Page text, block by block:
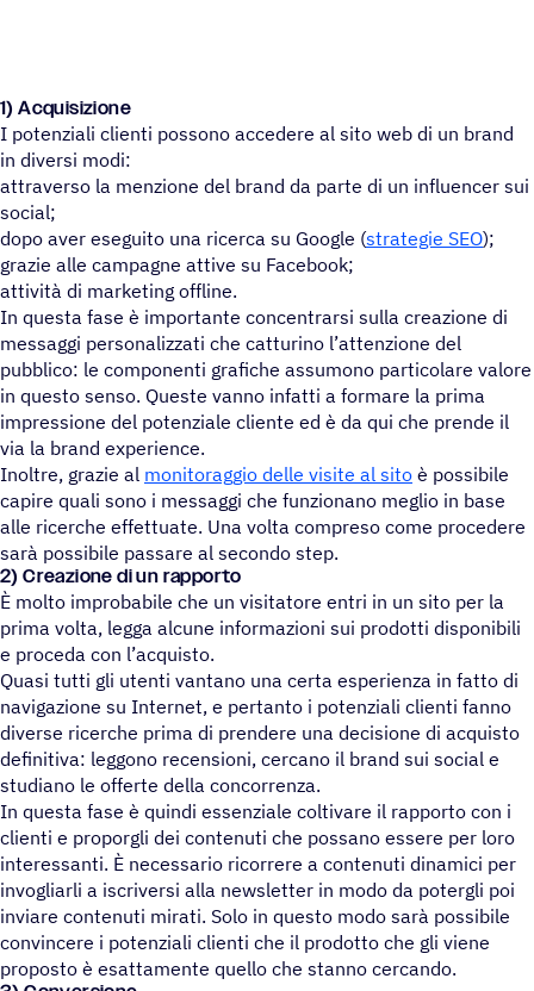
1) Acquisizione
I potenziali clienti possono accedere al sito web di un brand
in diversi modi:
attraverso la menzione del brand da parte di un influencer sui
social;
dopo aver eseguito una ricerca su Google (strategie SEO);
grazie alle campagne attive su Facebook;
attività di marketing offline.
In questa fase è importante concentrarsi sulla creazione di
messaggi personalizzati che catturino l’attenzione del
pubblico: le componenti grafiche assumono particolare valore
in questo senso. Queste vanno infatti a formare la prima
impressione del potenziale cliente ed è da qui che prende il
via la brand experience.
Inoltre, grazie al monitoraggio delle visite al sito è possibile
capire quali sono i messaggi che funzionano meglio in base
alle ricerche effettuate. Una volta compreso come procedere
sarà possibile passare al secondo step.
2) Creazione di un rapporto
È molto improbabile che un visitatore entri in un sito per la
prima volta, legga alcune informazioni sui prodotti disponibili
e proceda con l’acquisto.
Quasi tutti gli utenti vantano una certa esperienza in fatto di
navigazione su Internet, e pertanto i potenziali clienti fanno
diverse ricerche prima di prendere una decisione di acquisto
definitiva: leggono recensioni, cercano il brand sui social e
studiano le offerte della concorrenza.
In questa fase è quindi essenziale coltivare il rapporto con i
clienti e proporgli dei contenuti che possano essere per loro
interessanti. È necessario ricorrere a contenuti dinamici per
invogliarli a iscriversi alla newsletter in modo da potergli poi
inviare contenuti mirati. Solo in questo modo sarà possibile
convincere i potenziali clienti che il prodotto che gli viene
proposto è esattamente quello che stanno cercando.